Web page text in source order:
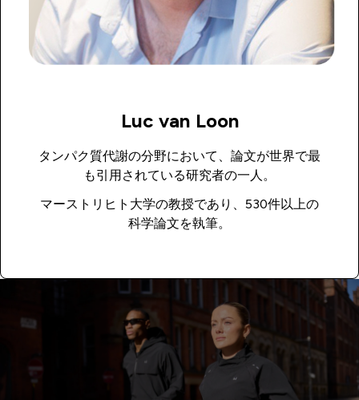
Luc van Loon
タンパク質代謝の分野において、論文が世界で最
も引用されている研究者の一人。
マーストリヒト大学の教授であり、530件以上の
科学論文を執筆。